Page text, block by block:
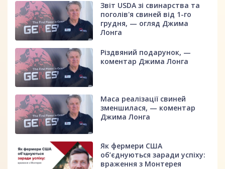
Звіт USDA зі свинарства та
поголів'я свиней від 1-го
грудня, — огляд Джима
Лонга
Різдвяний подарунок, —
коментар Джима Лонга
Маса реалізації свиней
зменшилася, — коментар
Джима Лонга
Як фермери США
об’єднуються заради успіху:
враження з Монтерея